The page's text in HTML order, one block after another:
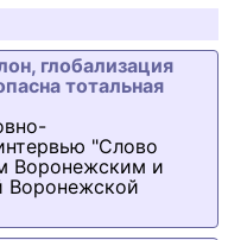
глобализация
тотальная
"Слово
Воронежским и
Воронежской